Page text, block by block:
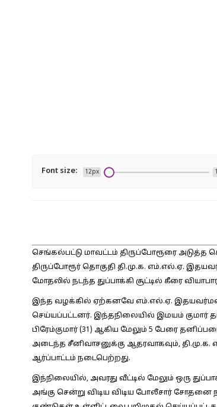
Font size: 12px
செங்கல்பட்டு மாவட்டம் திருப்போரூரை அடுத்த
திருப்போரூர் தொகுதி தி.மு.க. எம்.எல்.ஏ.
மோதலில் நடந்த துப்பாக்கி சூட்டில் கீரை
இந்த வழக்கில் ஏற்கனவே எம்.எல்.ஏ. இதயவர்மன்
செய்யப்பட்டனர். இந்தநிலையில் இமயம் குமார்
பிரேம்குமார் (31) ஆகிய மேலும் 5 பேரை
அடைந்த சீனிவாசனுக்கு ஆதரவாகவும், தி.மு.க.
ஆர்ப்பாட்டம் நடைபெற்றது.
இந்நிலையில், அவரது வீட்டில் மேலும் ஒரு
அங்கு சென்று விடிய விடிய போலீசார் சோதனை